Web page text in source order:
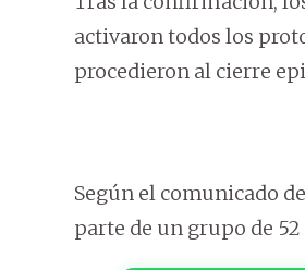
activaron todos los
procedieron al cierre
Según el comunicado
parte de un grupo de